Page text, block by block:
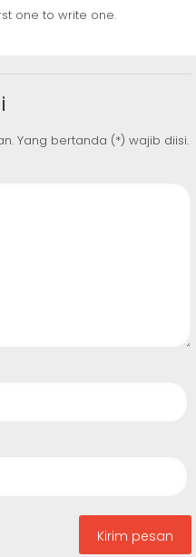
one to write one.
Yang bertanda (*) wajib diisi.